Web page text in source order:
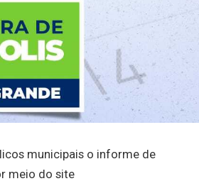
municipais o informe de
meio do site